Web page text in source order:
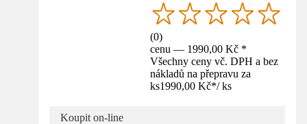
(0)
cenu — 1990,00 Kč *
Všechny ceny vč. DPH a bez
nákladů na přepravu za
ks1990,00 Kč*/ ks
Koupit on-line